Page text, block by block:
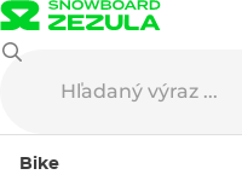
Bike
Pánske